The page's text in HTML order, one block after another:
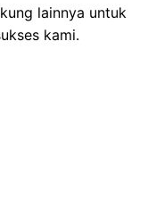
lainnya untuk
kami.